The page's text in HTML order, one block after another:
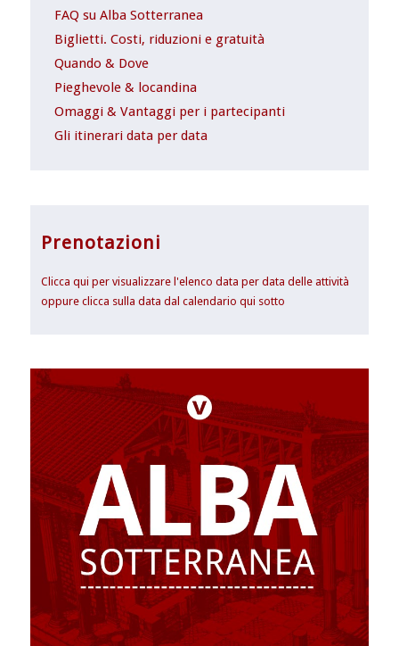
FAQ su Alba Sotterranea
Biglietti. Costi, riduzioni e gratuità
Quando & Dove
Pieghevole & locandina
Omaggi & Vantaggi per i partecipanti
Gli itinerari data per data
Prenotazioni
Clicca qui per visualizzare l'elenco data per data delle attività
oppure clicca sulla data dal calendario qui sotto